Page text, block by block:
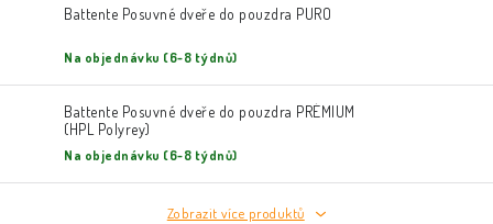
Battente Posuvné dveře do pouzdra PURO
Na objednávku (6-8 týdnů)
Battente Posuvné dveře do pouzdra PRÉMIUM
(HPL Polyrey)
Na objednávku (6-8 týdnů)
Zobrazit více produktů